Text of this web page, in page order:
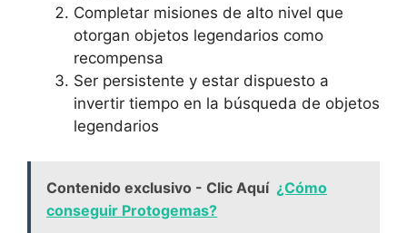
Completar misiones de alto nivel que
otorgan objetos legendarios como
recompensa
Ser persistente y estar dispuesto a
invertir tiempo en la búsqueda de objetos
legendarios
Contenido exclusivo - Clic Aquí ¿Cómo
conseguir Protogemas?